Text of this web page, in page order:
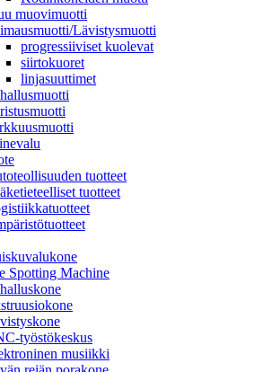
muovimuotti
Lävistysmuotti
progressiiviset kuolevat
siirtokuoret
linjasuuttimet
tuotteet
tuotteet
Spotting Machine
työstökeskus
musiikki